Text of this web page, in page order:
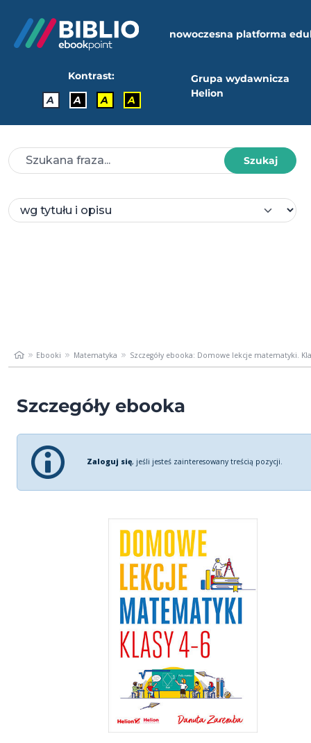
nowoczesna platforma
Kontrast:
A
A A A
Grupa wydawnicza
Helion
Szukaj
Ebooki Matematyka Szczegóły ebooka: Domowe lekcje matematyki.
Szczegóły ebooka
Zaloguj się, jeśli jesteś zainteresowany treścią pozycji.